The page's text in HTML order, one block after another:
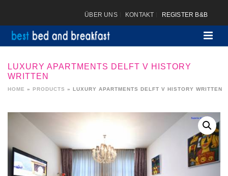
ÜBER UNS KONTAKT REGISTER B&B
LUXURY APARTMENTS DELFT V HISTORY
WRITTEN
HOME » PRODUCTS » LUXURY APARTMENTS DELFT V HISTORY WRITTEN